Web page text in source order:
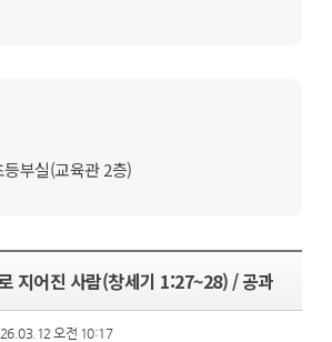
부실(교육관 2층)
지어진 사람(창세기 1:27~28) / 공과
오전 10:17